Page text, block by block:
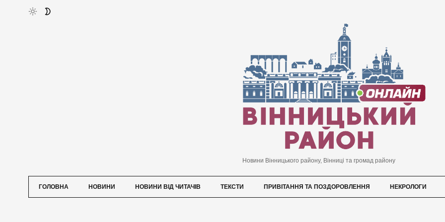
Новини Вінницького району, Вінниці та громад району
ГОЛОВНА НОВИНИ НОВИНИ ВІД ЧИТАЧІВ ТЕКСТИ ПРИВІТАННЯ ТА ПОЗДОРОВЛЕННЯ НЕКРОЛОГИ